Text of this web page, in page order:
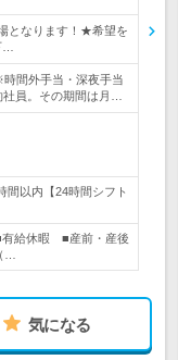
となります！★希望を
間外手当・深夜手当
員。その期間は月…
以内【24時間シフト
給休暇 ■産前・産後
…
気になる